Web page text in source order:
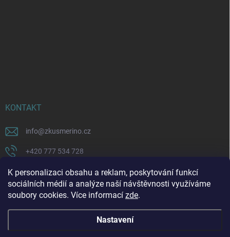
K personalizaci obsahu a reklam, poskytování funkcí
sociálních médií a analýze naší návštěvnosti využíváme
soubory cookies. Více informací zde.
Nastavení
KONTAKT
info@zkusmerino.cz
+420 777 534 728
https://www.facebook.com/zkusmerino/
zkusmerino.cz